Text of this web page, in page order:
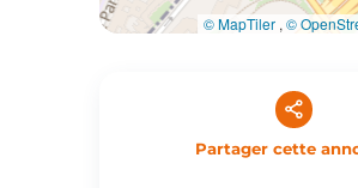
© MapTiler ,©
Partager cette